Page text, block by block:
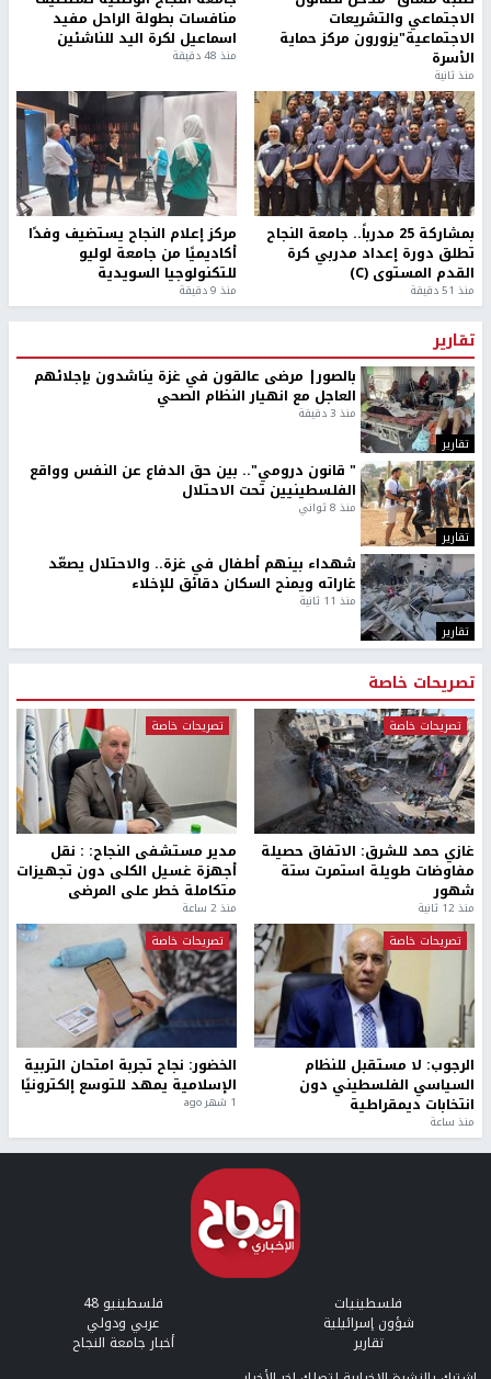
الاجتماعي والتشريعات
الاجتماعية"يزورون مركز حماية
الأسرة
منذ ثانية
منافسات بطولة الراحل مفيد
اسماعيل لكرة اليد للناشئين
منذ 48 دقيقة
بمشاركة 25 مدرباً.. جامعة النجاح
تطلق دورة إعداد مدربي كرة
القدم المستوى (C)
منذ 51 دقيقة
مركز إعلام النجاح يستضيف وفدًا
أكاديميًا من جامعة لوليو
للتكنولوجيا السويدية
منذ 9 دقيقة
تقارير
تقارير
بالصور| مرضى عالقون في غزة يناشدون بإجلائهم
العاجل مع انهيار النظام الصحي
منذ 3 دقيقة
تقارير
" قانون درومي".. بين حق الدفاع عن النفس وواقع
الفلسطينيين تحت الاحتلال
منذ 8 ثواني
تقارير
شهداء بينهم أطفال في غزة.. والاحتلال يصعّد
غاراته ويمنح السكان دقائق للإخلاء
منذ 11 ثانية
تصريحات خاصة
تصريحات خاصة
غازي حمد للشرق: الاتفاق حصيلة
مفاوضات طويلة استمرت ستة
شهور
منذ 12 ثانية
تصريحات خاصة
مدير مستشفى النجاح: : نقل
أجهزة غسيل الكلى دون تجهيزات
متكاملة خطر على المرضى
منذ 2 ساعة
تصريحات خاصة
الرجوب: لا مستقبل للنظام
السياسي الفلسطيني دون
انتخابات ديمقراطية
منذ ساعة
تصريحات خاصة
الخضور: نجاح تجربة امتحان التربية
الإسلامية يمهد للتوسع إلكترونيًا
1 شهر ago
فلسطينيات فلسطينيو 48
شؤون إسرائيلية عربي ودولي
تقارير
أخبار جامعة النجاح